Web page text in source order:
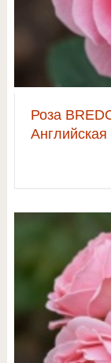
Роза
Английская